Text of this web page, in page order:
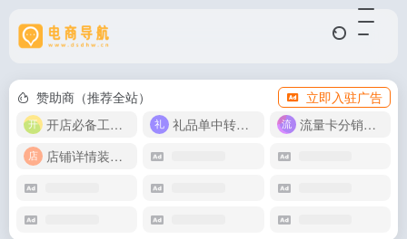
赞助商（推荐全站）
立即入驻广告
开店必备工具箱
礼品单中转同步单
流量卡分销代理
店铺详情装修模版